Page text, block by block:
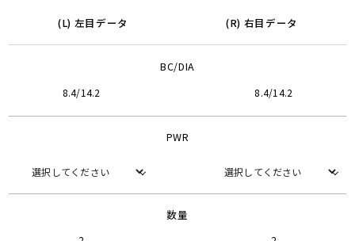
(L) 左目データ (R) 右目データ
BC/DIA
8.4/14.2 8.4/14.2
PWR
数量